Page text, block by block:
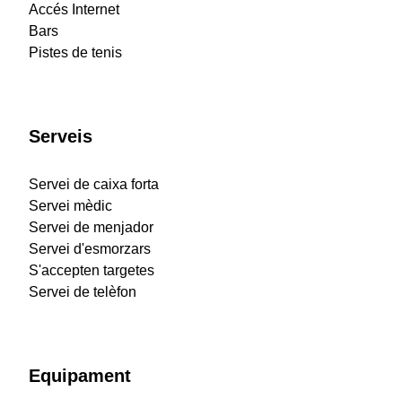
Accés Internet
Bars
Pistes de tenis
Serveis
Servei de caixa forta
Servei mèdic
Servei de menjador
Servei d'esmorzars
S'accepten targetes
Servei de telèfon
Equipament